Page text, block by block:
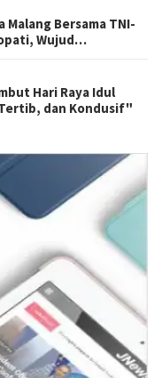
Malang Bersama TNI-
Wujud
Hari Raya Idul
Tertib, dan Kondusif"